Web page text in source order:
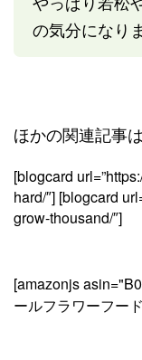
の気分になり
ほかの関連記事
[blogcard
hard/″] [blogcard
grow-thousand/″]
[amazonjs
ールフラワーフー